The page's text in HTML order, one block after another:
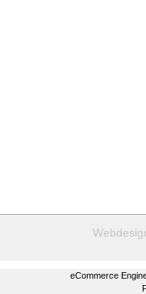
eCommerce